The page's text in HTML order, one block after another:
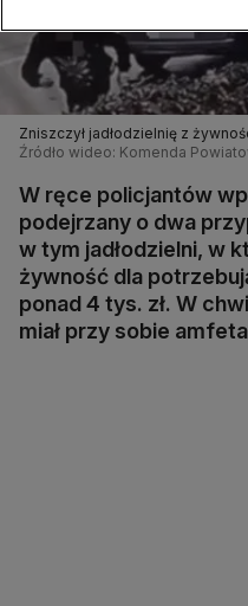
Zniszczył jadłodzielnię z
Źródło wideo: Komenda
W ręce policjantów
podejrzany o dwa
w tym jadłodzielni, w
żywność dla
ponad 4 tys. zł. W
miał przy sobie